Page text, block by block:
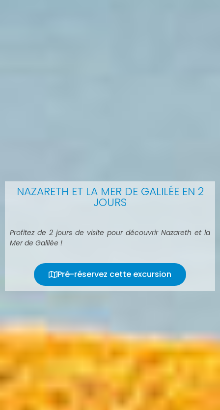
NAZARETH ET LA MER DE GALILÉE EN 2
JOURS
Profitez de 2 jours de visite pour découvrir Nazareth et la
Mer de Galilée !
Pré-réservez cette excursion